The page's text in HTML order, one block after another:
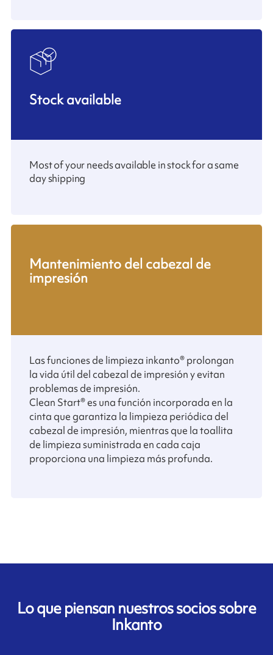
Stock available
Most of your needs available in stock for a same
day shipping
Mantenimiento del cabezal de
impresión
Las funciones de limpieza inkanto® prolongan
la vida útil del cabezal de impresión y evitan
problemas de impresión.
Clean Start® es una función incorporada en la
cinta que garantiza la limpieza periódica del
cabezal de impresión, mientras que la toallita
de limpieza suministrada en cada caja
proporciona una limpieza más profunda.
Lo que piensan nuestros socios sobre
Inkanto